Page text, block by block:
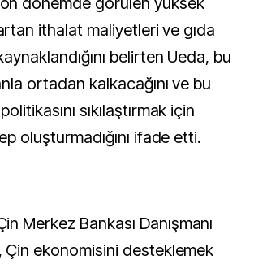
ithalat maliyetleri ve gıda
belirten Ueda, bu
ortadan kalkacağını ve bu
sıkılaştırmak için
oluşturmadığını ifade etti.
Merkez Bankası Danışmanı
Çin ekonomisini desteklemek